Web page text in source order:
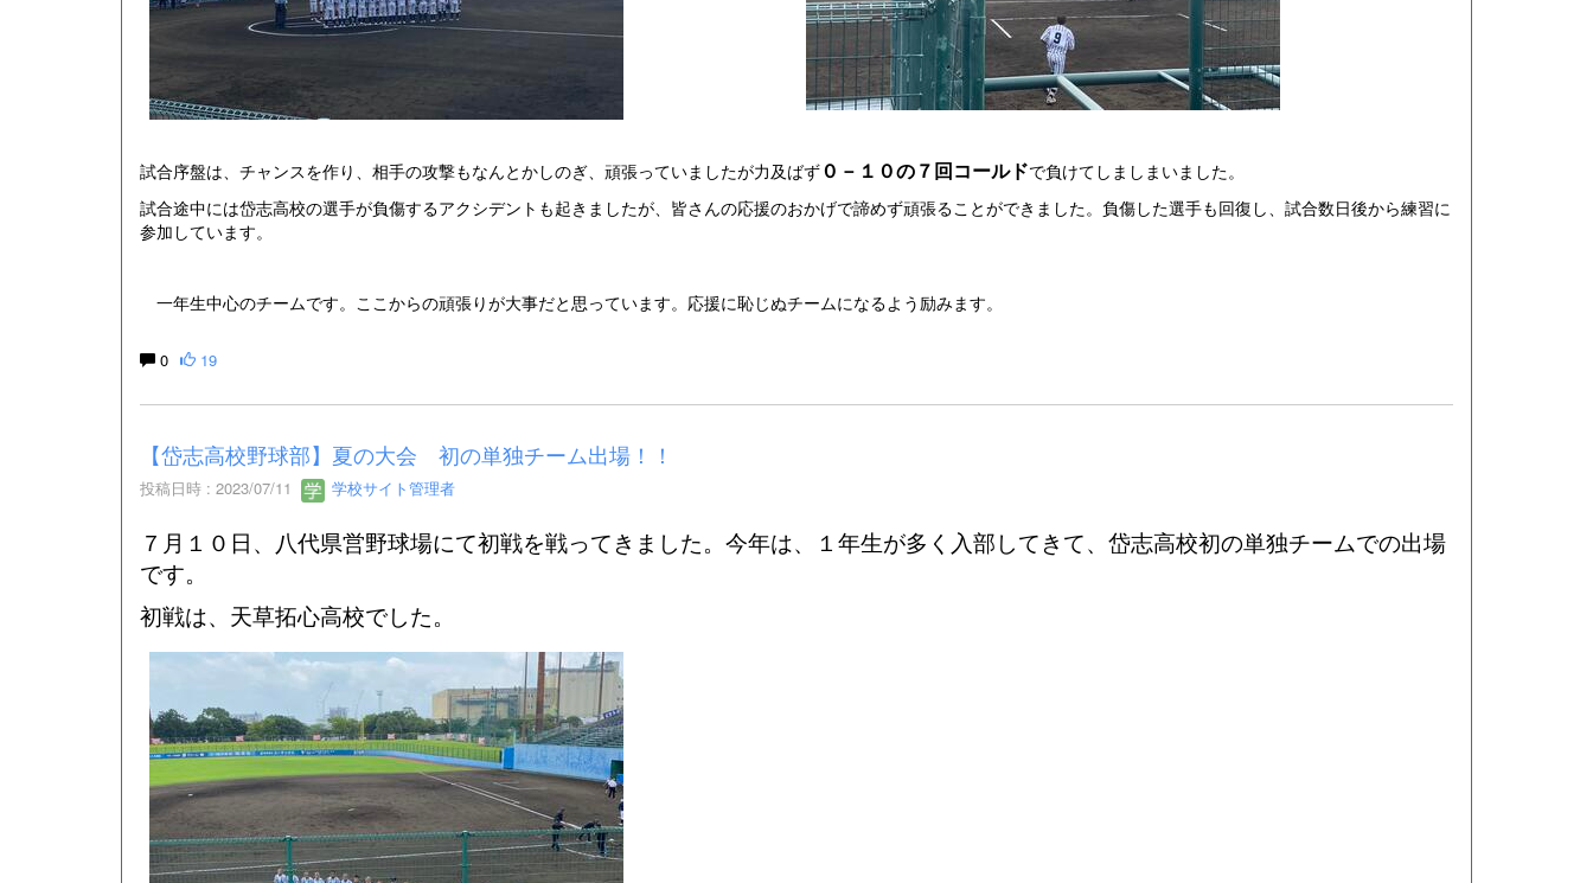
試合序盤は、チャンスを作り、相手の攻撃もなんとかしのぎ、頑張っていましたが力及ばず０－１０の７回コールドで負けてしましまいました。
試合途中には岱志高校の選手が負傷するアクシデントも起きましたが、皆さんの応援のおかげで諦めず頑張ることができました。負傷した選手も回復し、試合数日後から練習に
参加しています。
一年生中心のチームです。ここからの頑張りが大事だと思っています。応援に恥じぬチームになるよう励みます。
0 19
【岱志高校野球部】夏の大会 初の単独チーム出場！！
投稿日時 : 2023/07/11 学校サイト管理者
７月１０日、八代県営野球場にて初戦を戦ってきました。今年は、１年生が多く入部してきて、岱志高校初の単独チームでの出場
です。
初戦は、天草拓心高校でした。